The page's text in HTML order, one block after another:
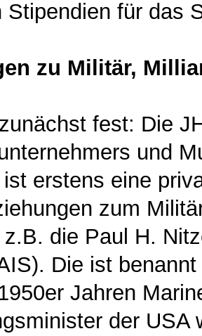
Stipendien für das
zu Militär,
fest: Die
und
erstens eine
zum
z.B. die Paul H.
Die ist
Jahren
der USA